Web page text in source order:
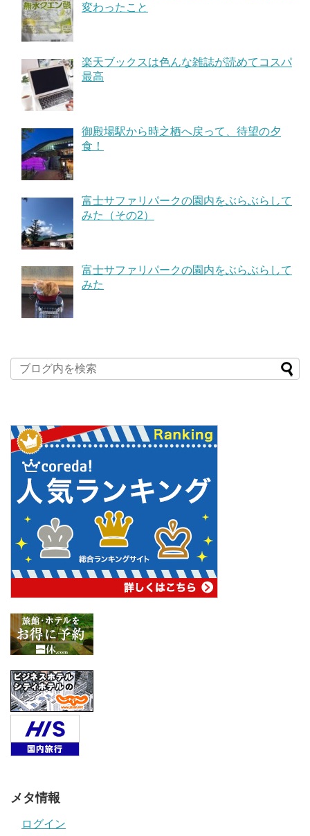
変わったこと
楽天ブックスは色んな雑誌が読めてコスパ
最高
御殿場駅から時之栖へ戻って、待望の夕
食！
富士サファリパークの園内をぶらぶらして
みた（その2）
富士サファリパークの園内をぶらぶらして
みた
メタ情報
ログイン